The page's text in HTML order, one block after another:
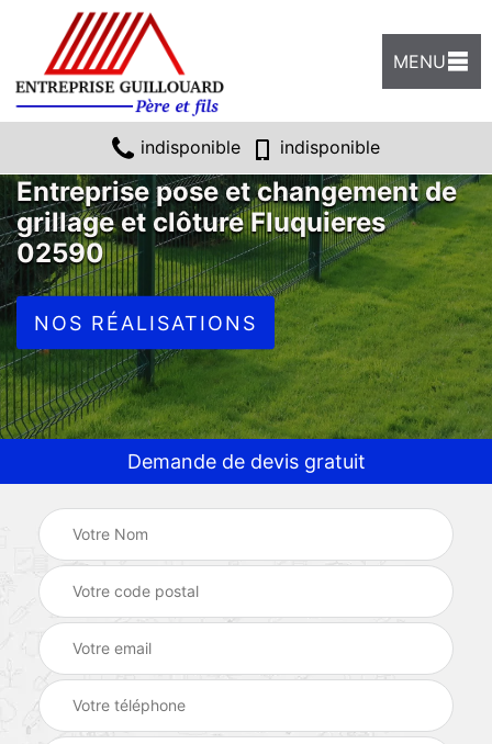
MENU
indisponible indisponible
Entreprise pose et changement de
grillage et clôture Fluquieres
02590
NOS RÉALISATIONS
Demande de devis gratuit